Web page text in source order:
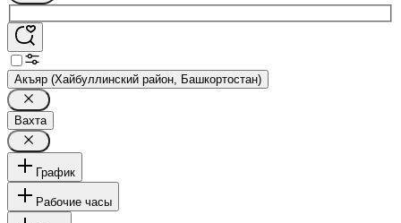
Акъяр (Хайбуллинский район, Башкортостан)
Вахта
График
Рабочие часы